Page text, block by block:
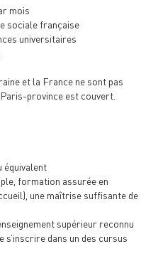
mois
sociale française
universitaires
et la France ne sont pas
province est couvert.
équivalent
formation assurée en
une maîtrise suffisante de
supérieur reconnu
s’inscrire dans un des cursus